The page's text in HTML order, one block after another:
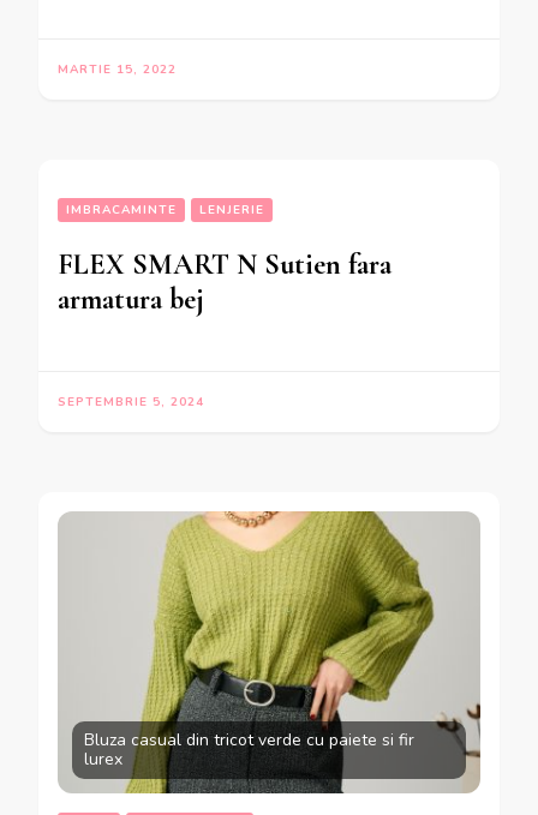
MARTIE 15, 2022
IMBRACAMINTE LENJERIE
FLEX SMART N Sutien fara
armatura bej
SEPTEMBRIE 5, 2024
Bluza casual din tricot verde cu paiete si fir
lurex